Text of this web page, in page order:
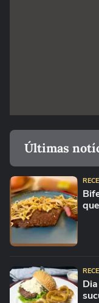
Últimas